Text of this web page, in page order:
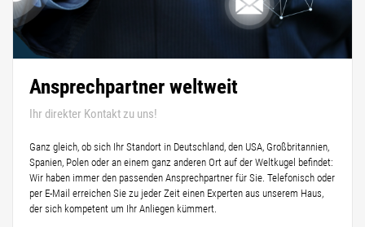
Ansprechpartner weltweit
Ihr direkter Kontakt zu uns!
Ganz gleich, ob sich Ihr Standort in Deutschland, den USA, Großbritannien,
Spanien, Polen oder an einem ganz anderen Ort auf der Weltkugel befindet:
Wir haben immer den passenden Ansprechpartner für Sie. Telefonisch oder
per E-Mail erreichen Sie zu jeder Zeit einen Experten aus unserem Haus,
der sich kompetent um Ihr Anliegen kümmert.